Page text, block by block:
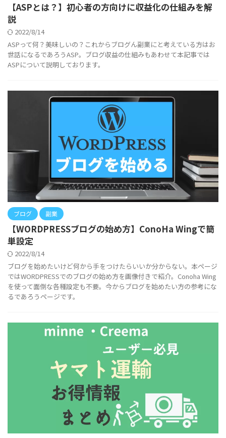
【ASPとは？】初心者の方向けに収益化の仕組みを解
説
2022/8/14
ASPって何？美味しいの？これからブログん副業にと考えている方はお
世話になるであろうASP。ブログ収益の仕組みもあわせて本記事では
ASPについて説明しております。
ブログ 副業
【WORDPRESSブログの始め方】ConoHa Wingで簡
単設定
2022/8/14
ブログを始めたいけど何から手をつけたらいいか分からない。本ページ
ではWORDPRESSでのブログの始め方を画像付きで紹介。Conoha Wing
を使って面倒な各種設定も不要。今からブログを始めたい方の参考にな
るであろうページです。